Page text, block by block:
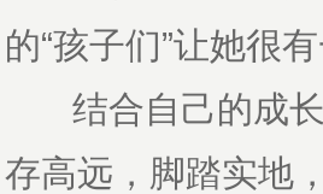
的“孩子们”让她很
结合自己的成长
存高远，脚踏实地